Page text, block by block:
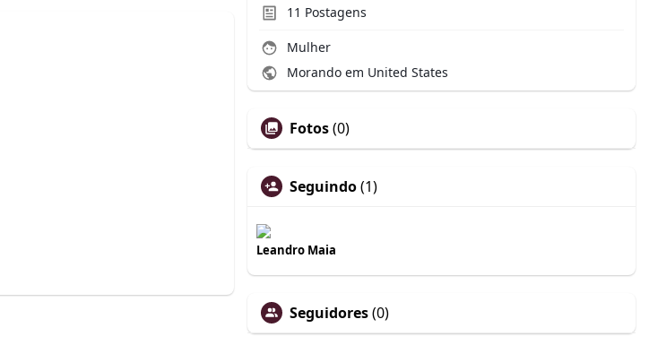
11 Postagens
Mulher
Morando em United States
Fotos(0)
Seguindo(1)
Leandro Maia
Seguidores(0)